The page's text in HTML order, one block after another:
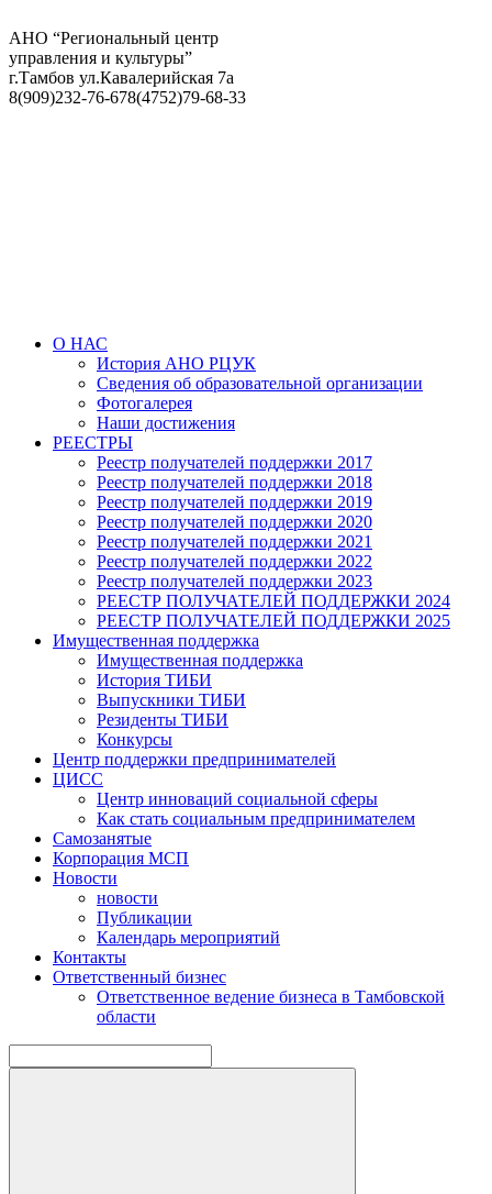
АНО “Региональный центр
управления и культуры”
г.Тамбов ул.Кавалерийская 7а
8(909)232-76-678(4752)79-68-33
О НАС
История АНО РЦУК
Сведения об образовательной организации
Фотогалерея
Наши достижения
РЕЕСТРЫ
Реестр получателей поддержки 2017
Реестр получателей поддержки 2018
Реестр получателей поддержки 2019
Реестр получателей поддержки 2020
Реестр получателей поддержки 2021
Реестр получателей поддержки 2022
Реестр получателей поддержки 2023
РЕЕСТР ПОЛУЧАТЕЛЕЙ ПОДДЕРЖКИ 2024
РЕЕСТР ПОЛУЧАТЕЛЕЙ ПОДДЕРЖКИ 2025
Имущественная поддержка
Имущественная поддержка
История ТИБИ
Выпускники ТИБИ
Резиденты ТИБИ
Конкурсы
Центр поддержки предпринимателей
ЦИСС
Центр инноваций социальной сферы
Как стать социальным предпринимателем
Самозанятые
Корпорация МСП
Новости
новости
Публикации
Календарь мероприятий
Контакты
Ответственный бизнес
Ответственное ведение бизнеса в Тамбовской
области